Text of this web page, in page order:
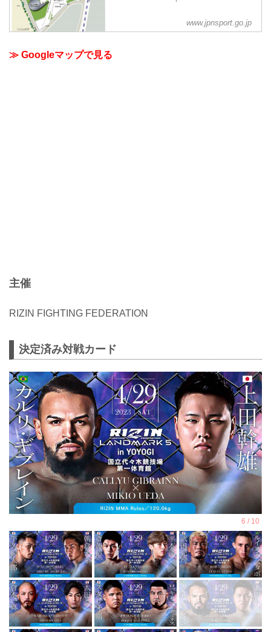
www.jpnsport.go.jp
≫ Googleマップで見る
主催
RIZIN FIGHTING FEDERATION
決定済み対戦カード